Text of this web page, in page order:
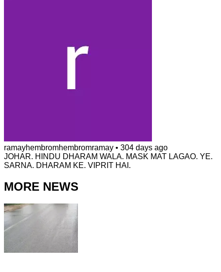
ramayhembromhembromramay • 304 days ago
JOHAR. HINDU DHARAM WALA. MASK MAT LAGAO. YE.
SARNA. DHARAM KE. VIPRIT HAI.
MORE NEWS